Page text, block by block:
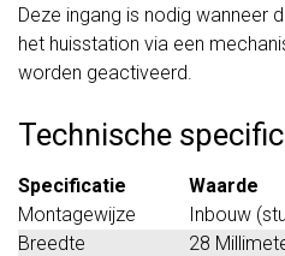
Deze ingang is nodig wanneer
het huisstation via een
worden geactiveerd.
Technische
Specificatie
Waarde
Montagewijze
Inbouw
Breedte
28